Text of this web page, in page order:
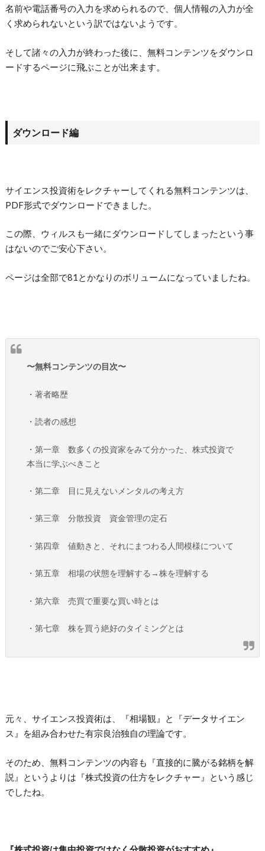
名前や電話番号の入力を求められるので、個人情報の入力が全
く求められないという訳ではないようです。
そして諸々の入力が終わった後に、無料コンテンツをダウンロ
ードするページに飛ぶことが出来ます。
ダウンロード編
サイエンス投資術をレクチャーしてくれる無料コンテンツは、
PDF形式でダウンロードできました。
この際、ウィルスも一緒にダウンロードしてしまったという事
はないのでご安心下さい。
ページは全部で81とかなりのボリュームになっていましたね。
〜無料コンテンツの目次〜
・著者略歴
・読者の感想
・第一章 数多くの投資家をみて分かった、株式投資で
本当に学ぶべきこと
・第二章 目に見えないメンタルの考え方
・第三章 分散投資 資金管理の定石
・第四章 値動きと、それにまつわる人間模様について
・第五章 相場の状態を理解する→株を理解する
・第六章 売買で重要な買い時とは
・第七章 株を買う絶好のタイミングとは
元々、サイエンス投資術は、『相場観』と『データサイエン
ス』を組み合わせた有宗良治独自の理論です。
そのため、無料コンテンツの内容も『直接的に騰がる銘柄を解
説』というよりは『株式投資の仕方をレクチャー』という感じ
でしたね。